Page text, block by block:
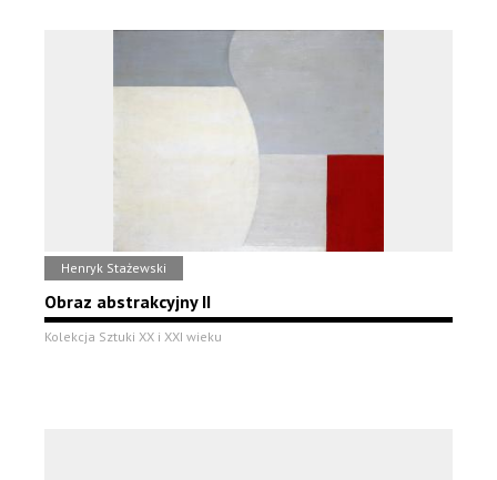
Henryk Stażewski
Obraz abstrakcyjny II
Kolekcja Sztuki XX i XXI wieku